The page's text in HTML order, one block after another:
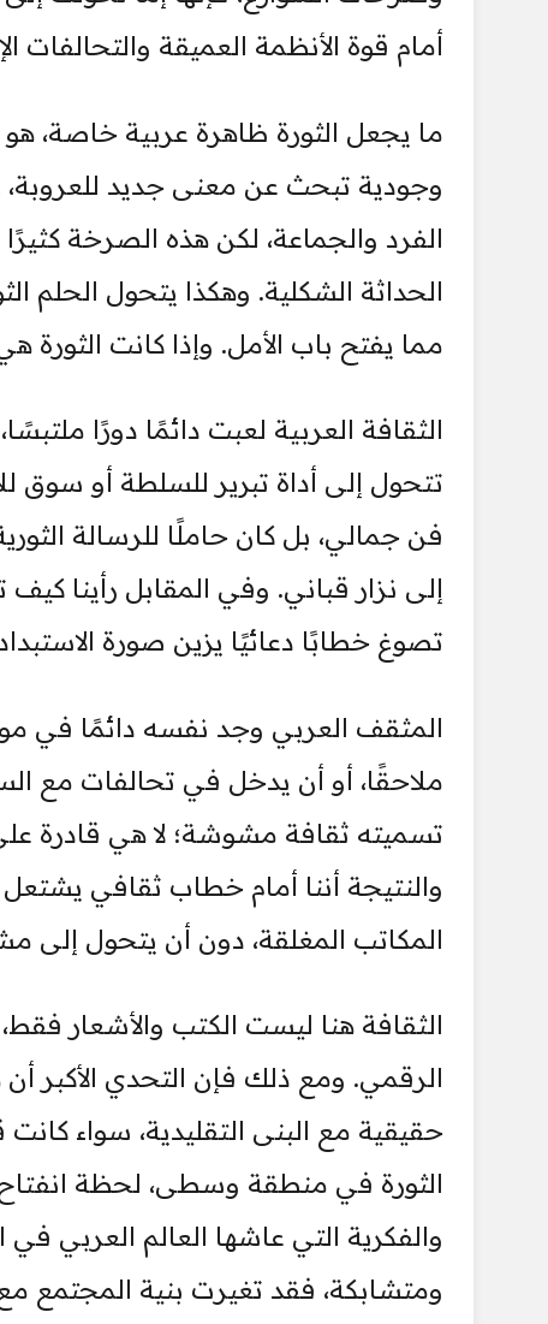
أمام قوة الأنظمة العميقة والتحالفات
ما يجعل الثورة ظاهرة عربية خاصة،
وجودية تبحث عن معنى جديد
الفرد والجماعة، لكن هذه الصرخة
الحداثة الشكلية. وهكذا يتحول الحلم
مما يفتح باب الأمل. وإذا كانت الثورة
الثقافة العربية لعبت دائمًا دورًا
تتحول إلى أداة تبرير للسلطة أو سوق
فن جمالي، بل كان حاملًا للرسالة
إلى نزار قباني. وفي المقابل رأينا
تصوغ خطابًا دعائيًا يزين صورة
المثقف العربي وجد نفسه دائمًا في
ملاحقًا، أو أن يدخل في تحالفات مع
تسميته ثقافة مشوشة؛ لا هي قادرة على
والنتيجة أننا أمام خطاب ثقافي
المكاتب المغلقة، دون أن يتحول
الثقافة هنا ليست الكتب والأشعار
الرقمي. ومع ذلك فإن التحدي الأكبر
حقيقية مع البنى التقليدية، سواء
الثورة في منطقة وسطى، لحظة انفتاح
والفكرية التي عاشها العالم العربي
ومتشابكة، فقد تغيرت بنية المجتمع